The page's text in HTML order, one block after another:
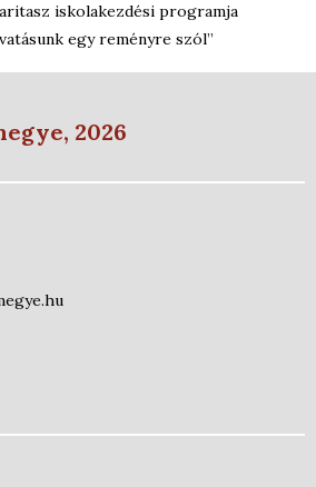
iskolakezdési programja
egy reményre szól”
2026